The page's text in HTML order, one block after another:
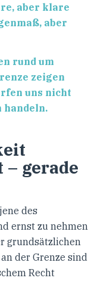
aber klare
aber
rund um
zeigen
uns nicht
handeln.
gerade
des
ernst zu nehmen
grundsätzlichen
der Grenze sind
Recht